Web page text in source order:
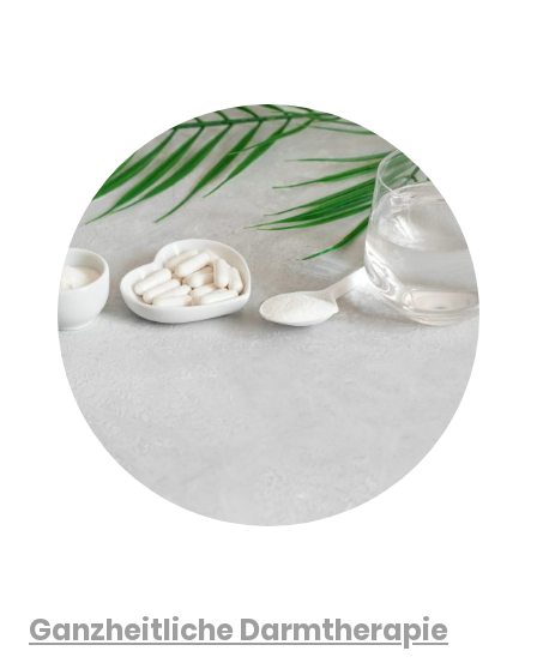
Ganzheitliche Darmtherapie